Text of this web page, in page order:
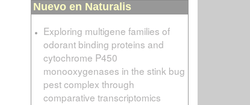
Nuevo en Naturalis
Exploring multigene families of
odorant binding proteins and
cytochrome P450
monooxygenases in the stink bug
pest complex through
comparative transcriptomics